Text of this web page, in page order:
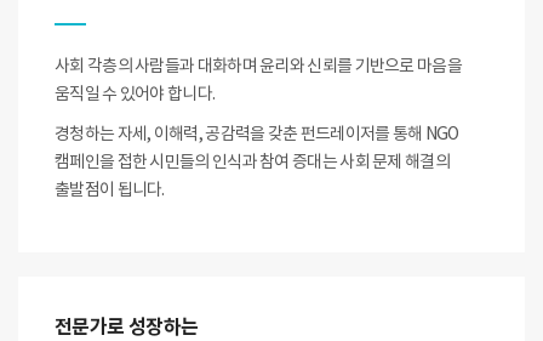
사회 각층의 사람들과 대화하며 윤리와 신뢰를 기반으로 마음을
움직일 수 있어야 합니다.
경청하는 자세, 이해력, 공감력을 갖춘 펀드레이저를 통해 NGO
캠페인을 접한 시민들의 인식과 참여 증대는 사회 문제 해결의
출발점이 됩니다.
전문가로 성장하는